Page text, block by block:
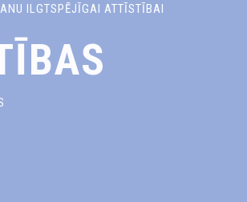
ILGTSPĒJĪGAI ATTĪSTĪBAI